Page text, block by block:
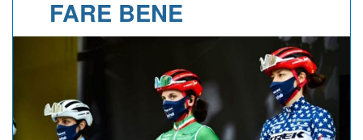
NEWSLETTER
FARE BENE